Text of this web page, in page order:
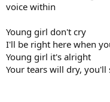
voice within
Young girl don't cry
I'll be right here when
Young girl it's alright
Your tears will dry,